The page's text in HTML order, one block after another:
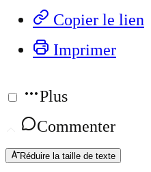
Copier le lien
Imprimer
Plus
Commenter
Réduire la taille de texte